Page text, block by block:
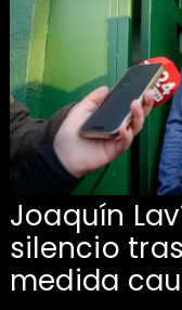
Joaquín
silencio
medida